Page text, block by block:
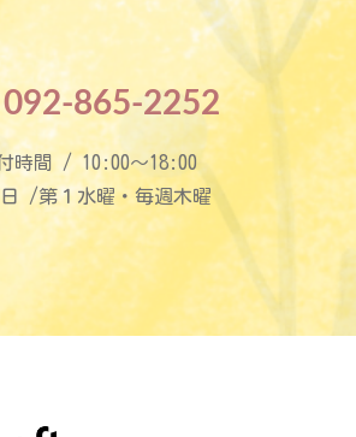
092-865-2252
時間 / 10:00〜18:00
/第１水曜・毎週木曜